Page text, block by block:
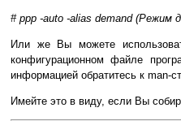
# ppp -auto -alias demand (Режим
Или же Вы можете
конфигурационном файле
информацией обратитесь к man-
Имейте это в виду, если Вы